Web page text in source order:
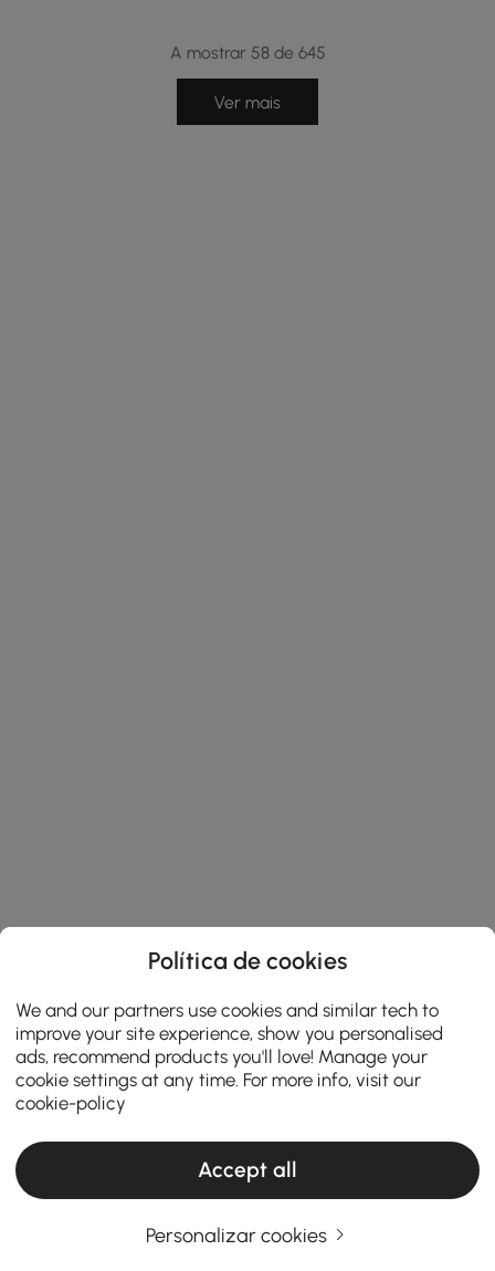
A mostrar 58 de 645
Ver mais
Política de cookies
We and our partners use cookies and similar tech to
improve your site experience, show you personalised
ads, recommend products you'll love! Manage your
cookie settings at any time. For more info, visit our
cookie-policy
Accept all
Personalizar cookies